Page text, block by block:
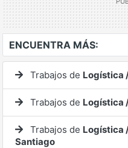
ENCUENTRA MÁS:
Trabajos de Logística
Trabajos de Logística
Trabajos de Logística
Santiago